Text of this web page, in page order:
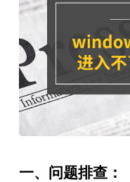
一、问题排查：